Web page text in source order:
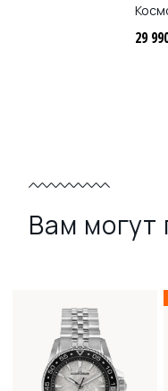
29
Вам могут